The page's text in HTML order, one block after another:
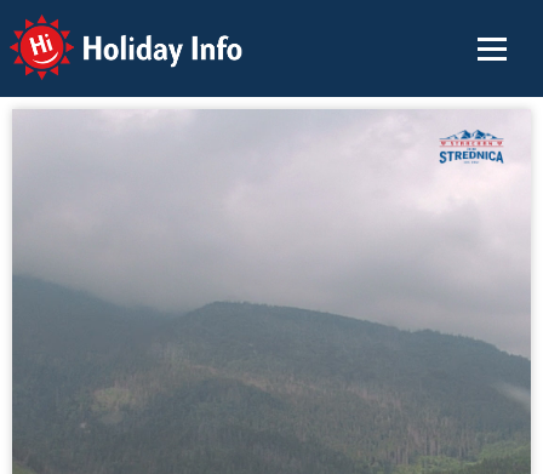
Holiday Info